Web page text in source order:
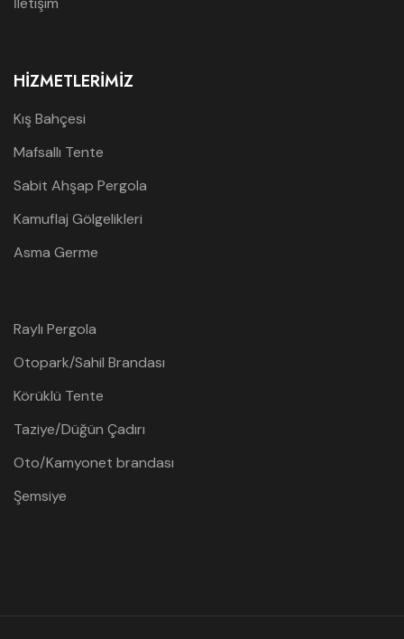
HIZMETLERIMIZ
Kış Bahçesi
Mafsallı Tente
Sabit Ahşap Pergola
Kamuflaj Gölgelikleri
Asma Germe
Raylı Pergola
Otopark/Sahil Brandası
Körüklü Tente
Taziye/Düğün Çadırı
Oto/Kamyonet brandası
Şemsiye